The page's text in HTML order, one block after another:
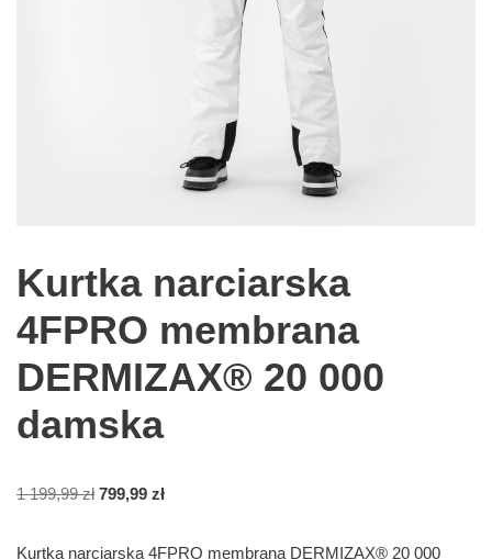
Kurtka narciarska
4FPRO membrana
DERMIZAX® 20 000
damska
1 199,99zł 799,99 zł
Kurtka narciarska 4FPRO membrana DERMIZAX® 20 000